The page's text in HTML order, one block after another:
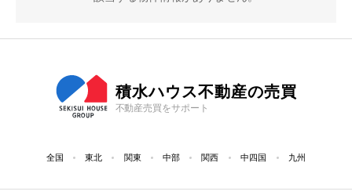
積水ハウス不動産の売買
不動産売買をサポート
全国 東北 関東 中部 関西 中四国 九州